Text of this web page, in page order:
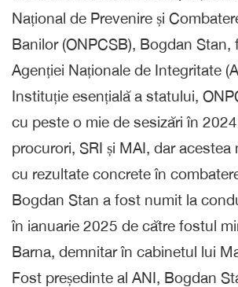
Național de Prevenire și
Banilor (ONPCSB), Bogdan Stan,
Agenției Naționale de Integritate
Instituție esențială a statului,
cu peste o mie de sesizări în
procurori, SRI și MAI, dar
cu rezultate concrete în
Bogdan Stan a fost numit la
în ianuarie 2025 de către fostul
Barna, demnitar în cabinetul lui
Fost președinte al ANI, Bogdan